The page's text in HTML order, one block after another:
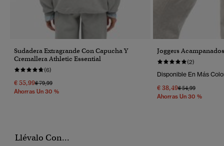
Sudadera Extragrande Con Capucha Y
Cremallera Athletic Essential
(6)
€ 55,99Precio Rebajado De
€ 79,99A
Ahorras Un 30 %
Joggers
(2)
Disponible En Más
€ 38,49Precio Rebajado
€ 54,99A
Ahorras Un 30 %
Llévalo Con...